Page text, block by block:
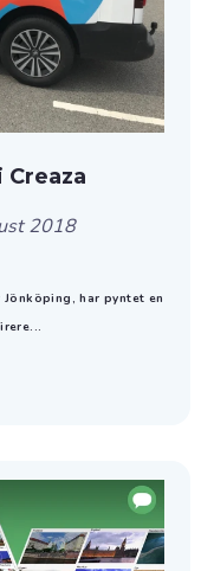
2018
har pyntet en